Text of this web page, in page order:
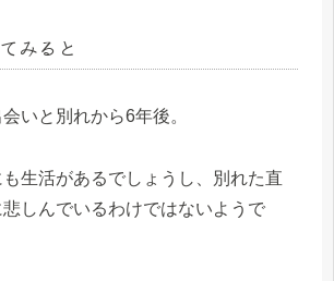
みると
いと別れから6年後。
生活があるでしょうし、別れた直
しんでいるわけではないようで